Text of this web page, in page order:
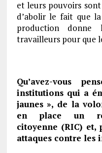
et leurs pouvoirs
d’abolir le fait que
production
travailleurs pour que
Qu’avez-vous
institutions qui a
jaunes », de la
en place un
citoyenne (RIC) et,
attaques contre les